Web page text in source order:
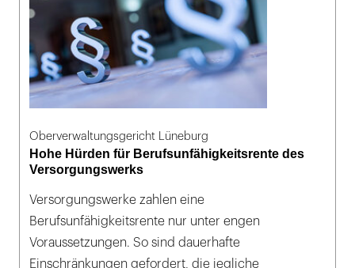
Oberverwaltungsgericht Lüneburg
Hohe Hürden für Berufsunfähigkeitsrente des
Versorgungswerks
Versorgungswerke zahlen eine
Berufsunfähigkeitsrente nur unter engen
Voraussetzungen. So sind dauerhafte
Einschränkungen gefordert, die jegliche